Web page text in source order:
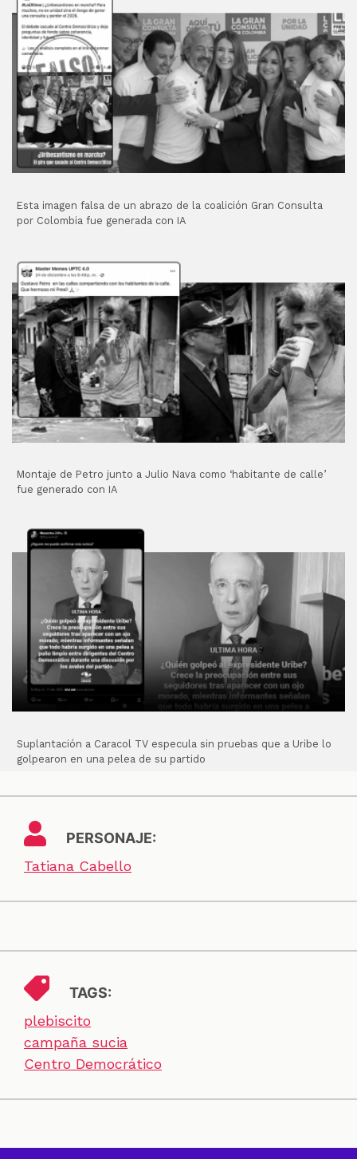
Esta imagen falsa de un abrazo de la coalición Gran Consulta
por Colombia fue generada con IA
Montaje de Petro junto a Julio Nava como ‘habitante de calle’
fue generado con IA
Suplantación a Caracol TV especula sin pruebas que a Uribe lo
golpearon en una pelea de su partido
PERSONAJE:
Tatiana Cabello
TAGS:
plebiscito
campaña sucia
Centro Democrático